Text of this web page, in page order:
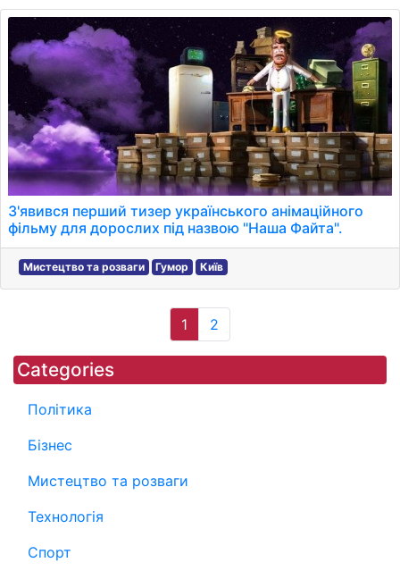
З'явився перший тизер українського анімаційного
фільму для дорослих під назвою "Наша Файта".
Мистецтво та розваги Гумор Київ
1 2
Categories
Політика
Бізнес
Мистецтво та розваги
Технологія
Спорт